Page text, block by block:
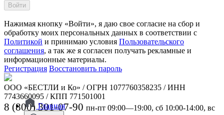
Войти
Нажимая кнопку «Войти», я даю свое согласие на сбор и
обработку моих персональных данных в соответствии с
Политикой и принимаю условия Пользовательского
соглашения, а так же я согласен получать рекламные и
информационные материалы.
Регистрация Восстановить пароль
ООО «БЕСТЛИ и Ко» / ОГРН 1077760358235 / ИНН
7743660095 / КПП 771501001
8 (800) 301-07-90 пн-пт 09:00—19:00, сб 10:00-14:00, вс
Главная